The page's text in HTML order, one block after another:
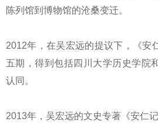
陈列馆到博物馆的沧桑变迁。
2012年，在吴宏远的提议下，《安
五期，得到包括四川大学历史学院
认同。
2013年，吴宏远的文史专著《安仁